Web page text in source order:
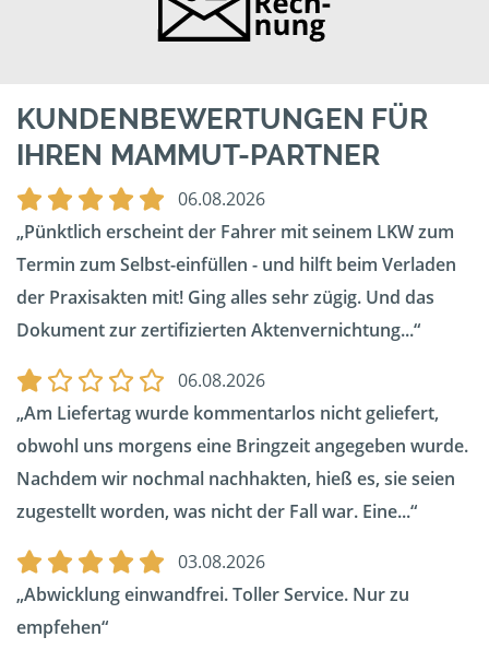
KUNDENBEWERTUNGEN FÜR
IHREN MAMMUT-PARTNER
06.08.2026
Pünktlich erscheint der Fahrer mit seinem LKW zum
Termin zum Selbst-einfüllen - und hilft beim Verladen
der Praxisakten mit! Ging alles sehr zügig. Und das
Dokument zur zertifizierten Aktenvernichtung...
06.08.2026
Am Liefertag wurde kommentarlos nicht geliefert,
obwohl uns morgens eine Bringzeit angegeben wurde.
Nachdem wir nochmal nachhakten, hieß es, sie seien
zugestellt worden, was nicht der Fall war. Eine...
03.08.2026
Abwicklung einwandfrei. Toller Service. Nur zu
empfehen